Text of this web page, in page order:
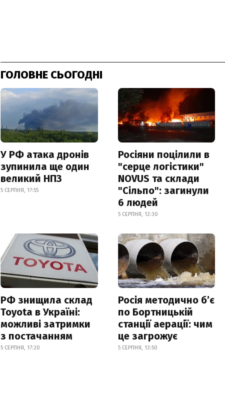
ГОЛОВНЕ СЬОГОДНІ
У РФ атака дронів
зупинила ще один
великий НПЗ
5 СЕРПНЯ, 17:55
Росіяни поцілили в
"серце логістики"
NOVUS та склади
"Сільпо": загинули
6 людей
5 СЕРПНЯ, 12:30
РФ знищила склад
Toyota в Україні:
можливі затримки
з постачанням
5 СЕРПНЯ, 17:20
Росія методично б’є
по Бортницькій
станції аерації: чим
це загрожує
5 СЕРПНЯ, 13:50